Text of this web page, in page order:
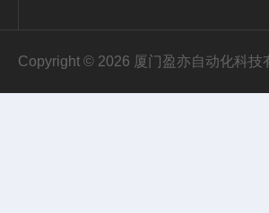
Copyright © 2026 厦门盈亦自动化科